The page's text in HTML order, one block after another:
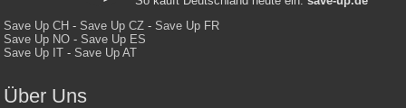
Save Up CH -Save Up CZ -Save Up FR
Save Up NO -Save Up ES
Save Up IT -Save Up AT
Über Uns